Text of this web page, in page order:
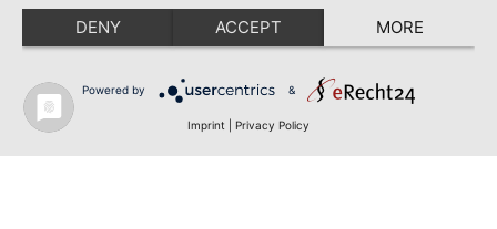
DENY ACCEPT MORE
Powered by &
Imprint Privacy Policy